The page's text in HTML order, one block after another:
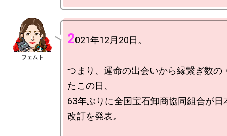
2021年12月20日。
つまり、運命の出会いから縁繋ぎ数の
たこの日、
63年ぶりに全国宝石卸商協同組合が日
改訂を発表。